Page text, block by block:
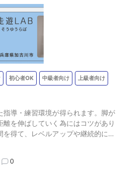
初心者OK 中級者向け 上級者向け
導・練習環境が得られます。脚が
を伸ばしていく為にはコツがあり
得て、レベルアップや継続的にラ
ご登録、ご参加ください 入会費50
メニューごと等：現地などで直接
0